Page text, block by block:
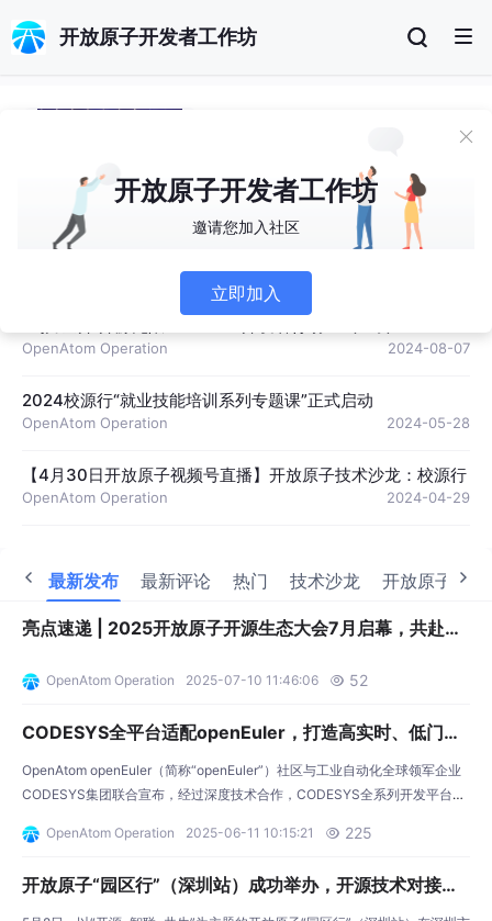
开放原子开发者工作坊
软件定义世界，开源共筑未来——
OpenAtom Operation 2024-09-29
参与开放原子开源大赛，赢取在国际学术会议CIKM发表论文的
OpenAtom Operation 2024-08-07
2024校源行“就业技能培训系列专题课”正式启动
OpenAtom Operation 2024-05-28
【4月30日开放原子视频号直播】开放原子技术沙龙：校源行
OpenAtom Operation 2024-04-29
最新发布 最新评论 热门 技术沙龙 开放原子开源
亮点速递 | 2025开放原子开源生态大会7月启幕，共赴开
OpenAtom Operation 2025-07-10 11:46:06  52
CODESYS全平台适配openEuler，打造高实时、低门槛
工业自动化新底座
OpenAtom openEuler（简称“openEuler”）社区与工业自动化全球领军企业
CODESYS集团联合宣布，经过深度技术合作，CODESYS全系列开发平台
CODESYS Virtual Control平台）已全面支持openEuler和鲲鹏！这一里程碑
OpenAtom Operation 2025-06-11 10:15:21  225
开放原子“园区行”（深圳站）成功举办，开源技术对接平
台助推智慧交通生态繁荣
开放原子开发者工作坊
邀请您加入社区
立即加入